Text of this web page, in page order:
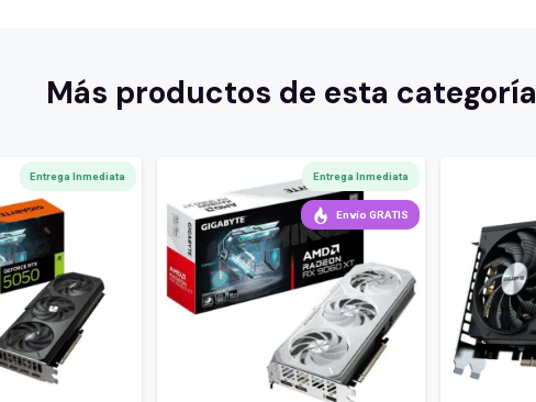
Más productos de esta categoría
Entrega Inmediata Entrega Inmediata
Envío GRATIS